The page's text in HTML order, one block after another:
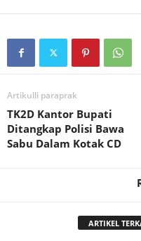
Artikulli paraprak
TK2D Kantor Bupati
Ditangkap Polisi Bawa
Sabu Dalam Kotak CD
ARTIKEL